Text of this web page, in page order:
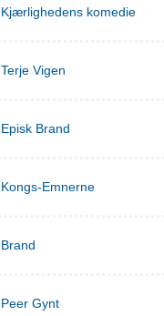
Kjærlighedens komedie
Terje Vigen
Episk Brand
Kongs-Emnerne
Brand
Peer Gynt